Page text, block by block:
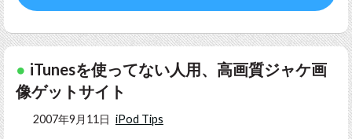
iTunesを使ってない人用、高画質ジャケ画
像ゲットサイト
2007年9月11日 iPod Tips